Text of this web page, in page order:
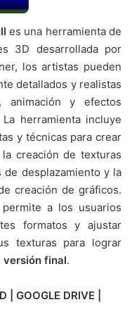
es una herramienta de
3D desarrollada por
los artistas pueden
detallados y realistas
animación y efectos
La herramienta incluye
y técnicas para crear
creación de texturas
de desplazamiento y la
creación de gráficos.
a los usuarios
formatos y ajustar
texturas para lograr
versión final.
| GOOGLE DRIVE |